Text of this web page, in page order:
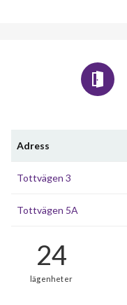
Adress
Tottvägen 3
Tottvägen 5A